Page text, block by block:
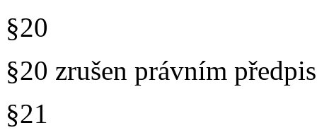
§20
§20 zrušen právním
§21